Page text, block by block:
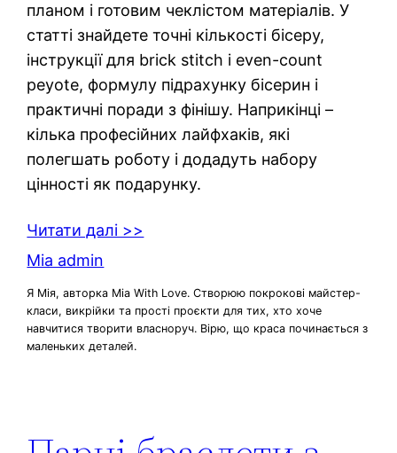
планом і готовим чеклістом матеріалів. У
статті знайдете точні кількості бісеру,
інструкції для brick stitch і even-count
peyote, формулу підрахунку бісерин і
практичні поради з фінішу. Наприкінці –
кілька професійних лайфхаків, які
полегшать роботу і додадуть набору
цінності як подарунку.
Читати далі >>
Mia admin
Я Мія, авторка Mia With Love. Створюю покрокові майстер-
класи, викрійки та прості проєкти для тих, хто хоче
навчитися творити власноруч. Вірю, що краса починається з
маленьких деталей.